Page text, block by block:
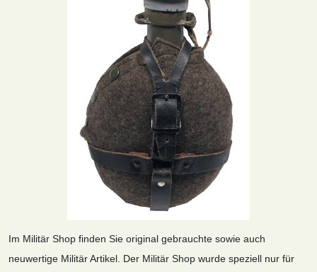
Im Militär Shop finden Sie original gebrauchte sowie auch
neuwertige Militär Artikel. Der Militär Shop wurde speziell nur für